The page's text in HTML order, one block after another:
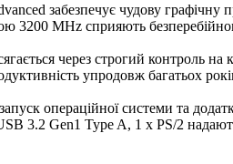
забезпечує чудову графічну
3200 MHz сприяють
через строгий контроль
упродовж багатьох
операційної системи та
3.2 Gen1 Type A, 1 x PS/2